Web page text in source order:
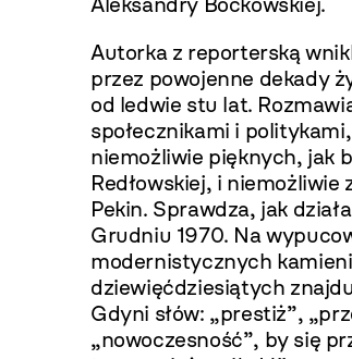
Autorka z reporterską
przez powojenne dekady
od ledwie stu lat.
społecznikami i
niemożliwie pięknych, jak
Redłowskiej, i
Pekin. Sprawdza, jak
Grudniu 1970. Na
modernistycznych
dziewięćdziesiątych
Gdyni słów: „prestiż”,
„nowoczesność”, by się